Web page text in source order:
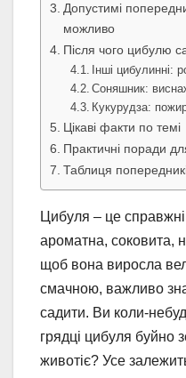
Допустимі
можливо
Після чого цибулю
Інші цибулинні:
Соняшник:
Кукурудза:
Цікаві факти по темі
Практичні поради
Таблиця
Цибуля – це
ароматна, соковита,
щоб вона виросла
смачною, важливо
садити. Ви коли-
грядці цибуля буйно
животіє? Усе